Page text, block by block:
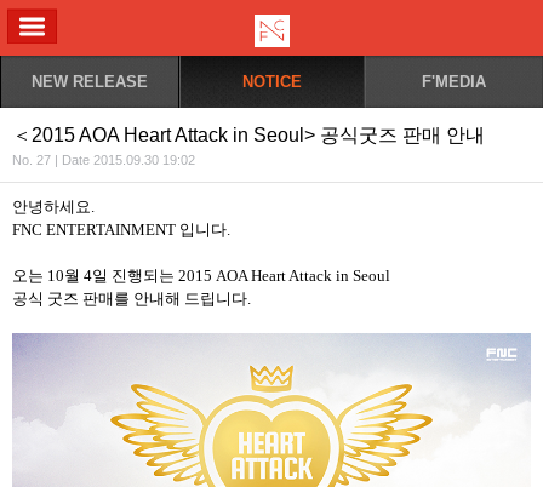
NEW RELEASE NOTICE F'MEDIA
＜2015 AOA Heart Attack in Seoul> 공식굿즈 판매 안내
No. 27 | Date 2015.09.30 19:02
안녕하세요.
FNC ENTERTAINMENT 입니다.
오는 10월 4일 진행되는 2015 AOA Heart Attack in Seoul
공식 굿즈 판매를 안내해 드립니다.